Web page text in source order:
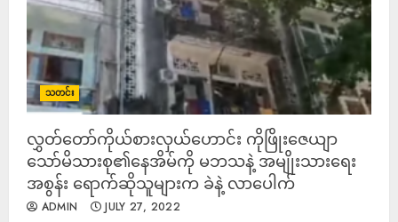
သတင်း
လွှတ်တော်ကိုယ်စားလှယ်ဟောင်း ကိုဖြိုးဇေယျာ
သော်မိသားစု၏နေအိမ်ကို မဘသနဲ့ အမျိုးသားရေး
အစွန်း ရောက်ဆိုသူများက ခဲနဲ့ လာပေါက်
ADMIN JULY 27, 2022